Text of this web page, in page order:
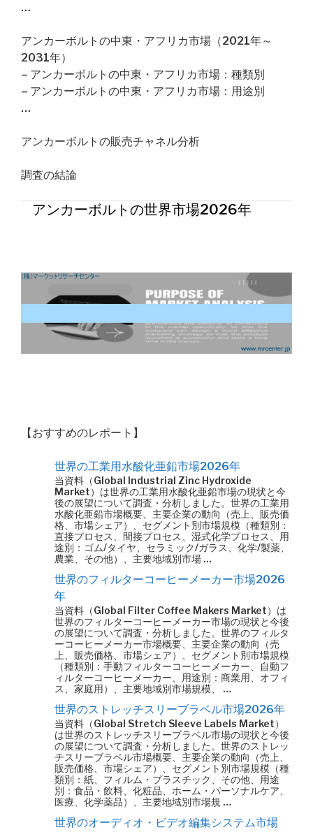
…
アンカーボルトの中東・アフリカ市場（2021年～
2031年）
– アンカーボルトの中東・アフリカ市場：種類別
– アンカーボルトの中東・アフリカ市場：用途別
…
アンカーボルトの販売チャネル分析
調査の結論
アンカーボルトの世界市場2026年
【おすすめのレポート】
世界の工業用水酸化亜鉛市場2026年
当資料（Global Industrial Zinc Hydroxide
Market）は世界の工業用水酸化亜鉛市場の現状と今
後の展望について調査・分析しました。世界の工業用
水酸化亜鉛市場概要、主要企業の動向（売上、販売価
格、市場シェア）、セグメント別市場規模（種類別：
直接プロセス、間接プロセス、湿式化学プロセス、用
途別：ゴム/タイヤ、セラミック/ガラス、化学/製薬、
農業、その他）、主要地域別市場 …
世界のフィルターコーヒーメーカー市場2026
年
当資料（Global Filter Coffee Makers Market）は
世界のフィルターコーヒーメーカー市場の現状と今後
の展望について調査・分析しました。世界のフィルタ
ーコーヒーメーカー市場概要、主要企業の動向（売
上、販売価格、市場シェア）、セグメント別市場規模
（種類別：手動フィルターコーヒーメーカー、自動フ
ィルターコーヒーメーカー、用途別：商業用、オフィ
ス、家庭用）、主要地域別市場規模、 …
世界のストレッチスリーブラベル市場2026年
当資料（Global Stretch Sleeve Labels Market）
は世界のストレッチスリーブラベル市場の現状と今後
の展望について調査・分析しました。世界のストレッ
チスリーブラベル市場概要、主要企業の動向（売上、
販売価格、市場シェア）、セグメント別市場規模（種
類別：紙、フィルム・プラスチック、その他、用途
別：食品・飲料、化粧品、ホーム・パーソナルケア、
医療、化学薬品）、主要地域別市場規 …
世界のオーディオ・ビデオ編集システム市場